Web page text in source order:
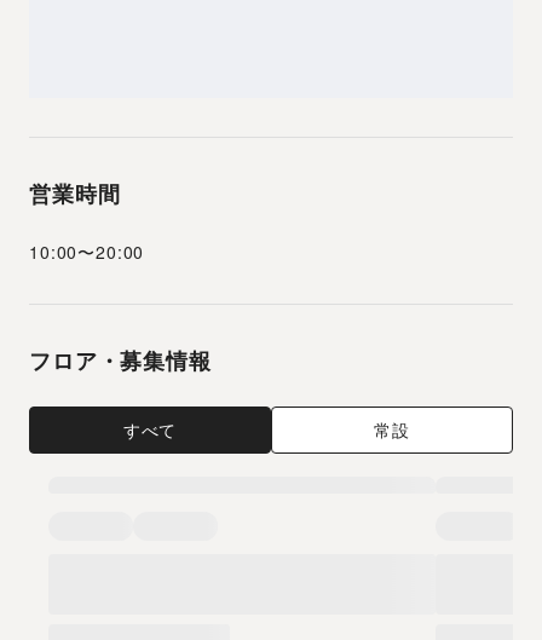
営業時間
10:00〜20:00
フロア・募集情報
すべて 常設